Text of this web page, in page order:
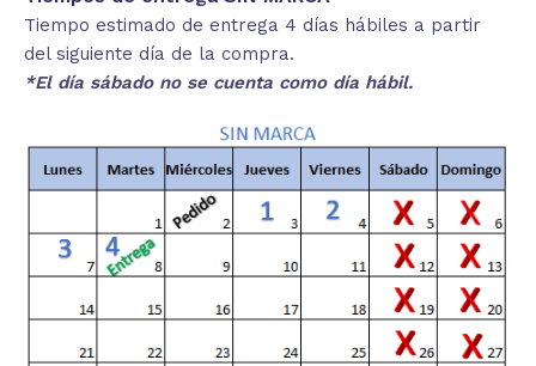
Tiempo estimado de entrega 4 días hábiles a partir
del siguiente día de la compra.
*El día sábado no se cuenta como día hábil.